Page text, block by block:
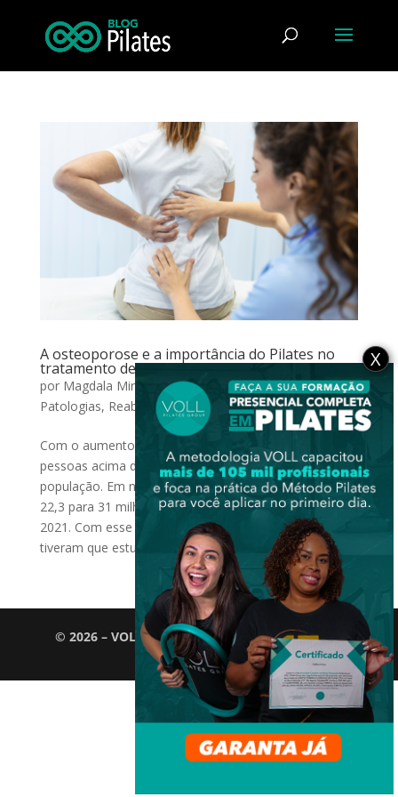
A osteoporose e a importância do Pilates no
tratamento desta patologia
por Magdala Mirtes da Silva| abr 6, 2023|Outras
Patologias, Reabilitação
Com o aumento da expectativa de vida, o número de
pessoas acima de 60 anos chega a 14,7% da
população. Em números absolutos, o grupo passou de
22,3 para 31 milhões, crescendo 39% entre 2012 e
2021. Com esse aumento, os profissionais da saúde
tiveram que estudar as...
© 2026 – VOLL Pilates Group. Todos os direitos
reservados.
X